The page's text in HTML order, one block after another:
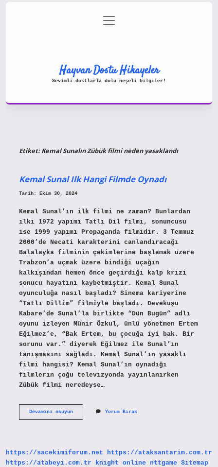
Gizlilik Politikası
menüyü
aç
Hayvan Dostu Hikayeler
Sevimli dostlarla dolu neşeli bilgiler!
Etiket:Kemal Sunalın Zübük filmi neden yasaklandı
Kemal Sunal Ilk Hangi Filmde Oynadı
Tarih: Ekim 30, 2024
Kemal Sunal’ın ilk filmi ne zaman? Bunlardan
ilki 1972 yapımı Tatlı Dil filmi, sonuncusu
ise 1999 yapımı Propaganda filmidir. 3 Temmuz
2000’de Necati karakterini canlandıracağı
Balalayka filminin çekimlerine başlamak üzere
Trabzon’a uçmak üzere bindiği uçağın
kalkışından hemen önce geçirdiği kalp krizi
sonucu hayatını kaybetmiştir. Kemal Sunal
oyunculuğa nasıl başladı? Sinema kariyerine
“Tatlı Dillim” filmiyle başladı. Devekuşu
Kabare’de Sunal’la birlikte “Dün Bugün” adlı
oyunu izleyen Münir Özkul, ünlü yönetmen Ertem
Eğilmez’e, “Bak Ertem, bu çocuğa iyi bak. Bir
sorunu var.” diyerek Eğilmez ile Sunal’ın
tanışmasını sağladı. Kemal Sunal’ın yasaklı
filmi hangisi? Kemal Sunal’ın oynadığı
filmlerin çoğu televizyonda yayınlanırken
Zübük filmi neredeyse…
Devamını okuyunKemal
Yorum Bırak
https://sacekimiforum.net
https://ataksantarim.com.tr
https://atabeyi.com.tr
knight online nttgame Sitemap